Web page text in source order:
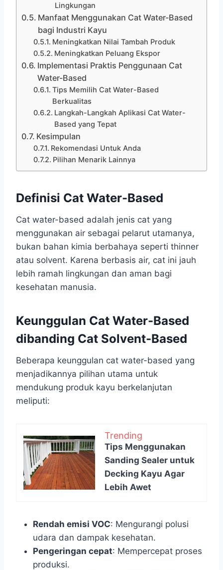
Lingkungan
Manfaat Menggunakan Cat Water-Based
bagi Industri Kayu
Meningkatkan Nilai Tambah Produk
Meningkatkan Peluang Ekspor
Implementasi Praktis Penggunaan Cat
Water-Based
Tips Memilih Cat Water-Based
Berkualitas
Langkah-Langkah Aplikasi Cat Water-
Based yang Tepat
Kesimpulan
Rekomendasi Untuk Anda
Pilihan Menarik Lainnya
Definisi Cat Water-Based
Cat water-based adalah jenis cat yang
menggunakan air sebagai pelarut utamanya,
bukan bahan kimia berbahaya seperti thinner
atau solvent. Karena berbasis air, cat ini jauh
lebih ramah lingkungan dan aman bagi
kesehatan manusia.
Keunggulan Cat Water-Based
dibanding Cat Solvent-Based
Beberapa keunggulan cat water-based yang
menjadikannya pilihan utama untuk
mendukung produk kayu berkelanjutan
meliputi:
Trending
Tips Menggunakan
Sanding Sealer untuk
Decking Kayu Agar
Lebih Awet
Rendah emisi VOC: Mengurangi polusi
udara dan dampak kesehatan.
Pengeringan cepat: Mempercepat proses
produksi.